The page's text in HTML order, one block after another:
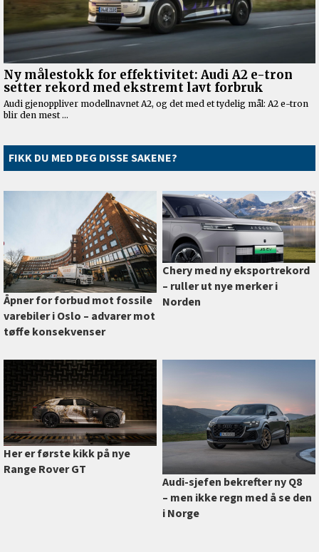
FIKK DU MED DEG DISSE SAKENE?
Åpner for forbud mot fossile
varebiler i Oslo –⁠ advarer mot
tøffe konsekvenser
Chery med ny eksportrekord
–⁠ ruller ut nye merker i
Norden
Her er første kikk på nye
Range Rover GT
Audi-sjefen bekrefter ny Q8
–⁠ men ikke regn med å se den
i Norge